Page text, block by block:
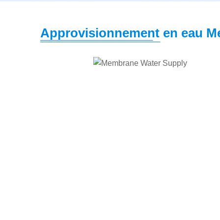
Approvisionnement en eau